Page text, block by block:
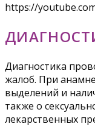
https://
Диагностика
жалоб. При
выделений и
также о
лекарственных